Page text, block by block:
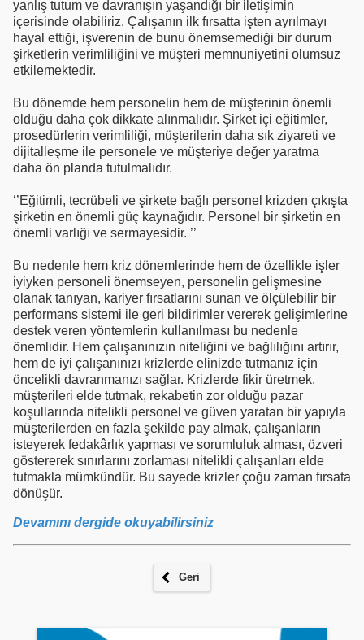
yanlış tutum ve davranışın yaşandığı bir iletişimin
içerisinde olabiliriz. Çalışanın ilk fırsatta işten ayrılmayı
hayal ettiği, işverenin de bunu önemsemediği bir durum
şirketlerin verimliliğini ve müşteri memnuniyetini olumsuz
etkilemektedir.
Bu dönemde hem personelin hem de müşterinin önemli
olduğu daha çok dikkate alınmalıdır. Şirket içi eğitimler,
prosedürlerin verimliliği, müşterilerin daha sık ziyareti ve
dijitalleşme ile personele ve müşteriye değer yaratma
daha ön planda tutulmalıdır.
‘’Eğitimli, tecrübeli ve şirkete bağlı personel krizden çıkışta
şirketin en önemli güç kaynağıdır. Personel bir şirketin en
önemli varlığı ve sermayesidir. ’’
Bu nedenle hem kriz dönemlerinde hem de özellikle işler
iyiyken personeli önemseyen, personelin gelişmesine
olanak tanıyan, kariyer fırsatlarını sunan ve ölçülebilir bir
performans sistemi ile geri bildirimler vererek gelişimlerine
destek veren yöntemlerin kullanılması bu nedenle
önemlidir. Hem çalışanınızın niteliğini ve bağlılığını artırır,
hem de iyi çalışanınızı krizlerde elinizde tutmanız için
öncelikli davranmanızı sağlar. Krizlerde fikir üretmek,
müşterileri elde tutmak, rekabetin zor olduğu pazar
koşullarında nitelikli personel ve güven yaratan bir yapıyla
müşterilerden en fazla şekilde pay almak, çalışanların
isteyerek fedakârlık yapması ve sorumluluk alması, özveri
göstererek sınırlarını zorlaması nitelikli çalışanları elde
tutmakla mümkündür. Bu sayede krizler çoğu zaman fırsata
dönüşür.
Devamını dergide okuyabilirsiniz
Geri